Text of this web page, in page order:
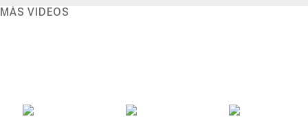
MÁS VIDEOS